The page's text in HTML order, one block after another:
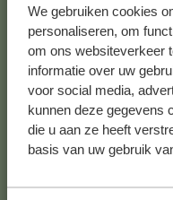
We gebruiken cookies
personaliseren, om
om ons websiteverkeer
informatie over uw
voor social media,
kunnen deze gegevens
die u aan ze heeft
basis van uw gebruik
Bekijk alle 62
Voor vragen, tips of hulp
meestgestelde vragen